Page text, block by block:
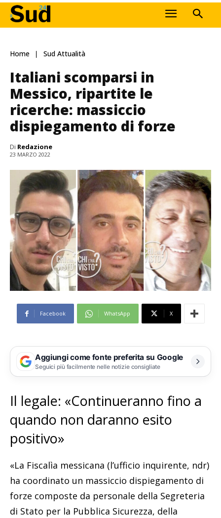
Home Sud Attualità
Italiani scomparsi in
Messico, ripartite le
ricerche: massiccio
dispiegamento di forze
Di Redazione
23 MARZO 2022
Facebook WhatsApp X
Aggiungi come fonte preferita su Google
Seguici più facilmente nelle notizie consigliate
Il legale: «Continueranno fino a
quando non daranno esito
positivo»
«La Fiscalì­a messicana (l’ufficio inquirente, ndr)
ha coordinato un massiccio dispiegamento di
forze composte da personale della Segreteria
di Stato per la Pubblica Sicurezza, della